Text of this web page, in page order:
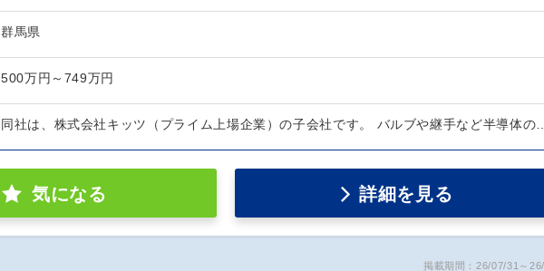
群馬県
500万円～749万円
同社は、株式会社キッツ（プライム上場企業）の子会社です。 バルブや継手など半導体
気になる 詳細を見る
掲載期間：26/07/31～